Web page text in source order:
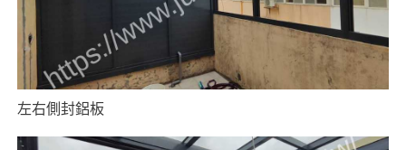
左右側封鋁板